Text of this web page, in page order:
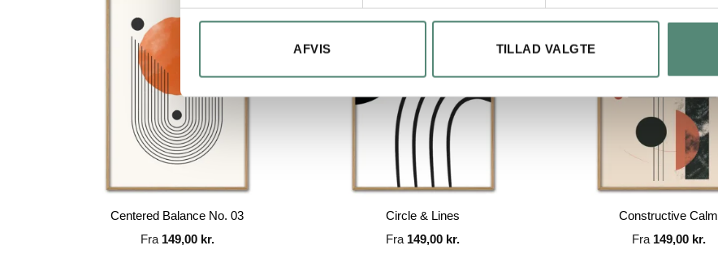
AFVIS TILLAD VALGTE
Centered Balance No. 03
Fra 149,00 kr.
Circle & Lines
Fra 149,00 kr.
Constructive Calm
Fra 149,00 kr.